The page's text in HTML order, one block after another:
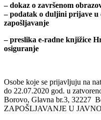
– dokaz o završenom
– podatak o duljini prijave u
zapošljavanje
– preslika e-radne knjižice
osiguranje
Osobe koje se prijavljuju na
do 22.07.2020 god. u
Borovo, Glavna br.3, 32227
ZAPOŠLJAVANJE U